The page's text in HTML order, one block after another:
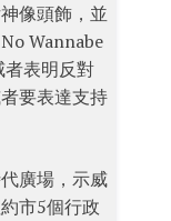
像頭飾，並
Wannabe
表明反對
要表達支持
廣場，示威
市5個行政